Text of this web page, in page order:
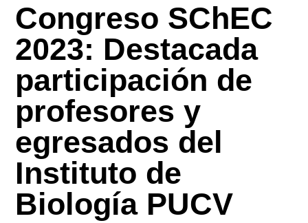
Congreso SChEC
2023: Destacada
participación de
profesores y
egresados del
Instituto de
Biología PUCV